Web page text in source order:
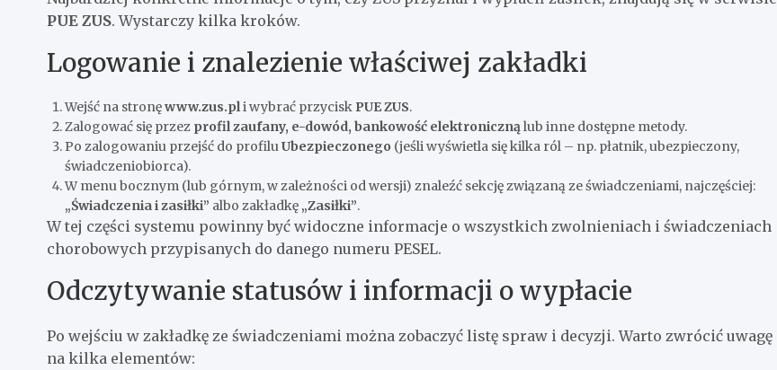
PUE ZUS. Wystarczy kilka kroków.
Logowanie i znalezienie właściwej zakładki
Wejść na stronęwww.zus.pli wybrać przycisk PUE ZUS.
Zalogować się przez profil zaufany, e-dowód, bankowość elektronicznąlub inne dostępne metody.
Po zalogowaniu przejść do profiluUbezpieczonego (jeśli wyświetla się kilka ról – np. płatnik, ubezpieczony,
świadczeniobiorca).
W menu bocznym (lub górnym, w zależności od wersji) znaleźć sekcję związaną ze świadczeniami, najczęściej:
„Świadczenia i zasiłki” albo zakładkę „Zasiłki”.
W tej części systemu powinny być widoczne informacje o wszystkich zwolnieniach i świadczeniach
chorobowych przypisanych do danego numeru PESEL.
Odczytywanie statusów i informacji o wypłacie
Po wejściu w zakładkę ze świadczeniami można zobaczyć listę spraw i decyzji. Warto zwrócić uwagę
na kilka elementów: